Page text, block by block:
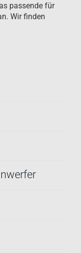
passende für
Wir finden